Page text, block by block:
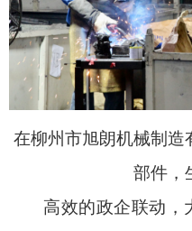
在柳州市旭朗机械制造
部件，
高效的政企联动，